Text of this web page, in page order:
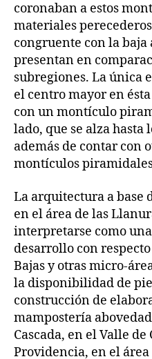
coronaban a estos
materiales
congruente con la
presentan en
subregiones. La única
el centro mayor en
con un montículo
lado, que se alza hasta
además de contar con
montículos
La arquitectura a
en el área de las
interpretarse como
desarrollo con
Bajas y otras micro-
la disponibilidad de
construcción de
mampostería
Cascada, en el Valle de
Providencia, en el